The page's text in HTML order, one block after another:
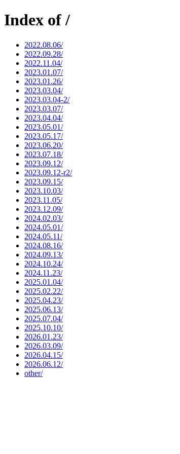
Index of /
2022.08.06/
2022.09.28/
2022.11.04/
2023.01.07/
2023.01.26/
2023.03.04/
2023.03.04-2/
2023.03.07/
2023.04.04/
2023.05.01/
2023.05.17/
2023.06.20/
2023.07.18/
2023.09.12/
2023.09.12-r2/
2023.09.15/
2023.10.03/
2023.11.05/
2023.12.09/
2024.02.03/
2024.05.01/
2024.05.11/
2024.08.16/
2024.09.13/
2024.10.24/
2024.11.23/
2025.01.04/
2025.02.22/
2025.04.23/
2025.06.13/
2025.07.04/
2025.10.10/
2026.01.23/
2026.03.09/
2026.04.15/
2026.06.12/
other/